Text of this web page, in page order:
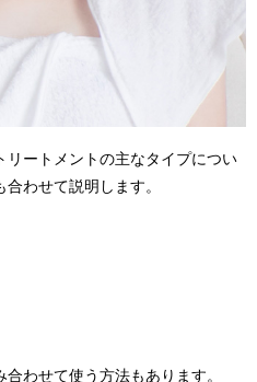
リートメントの主なタイプについ
わせて説明します。
わせて使う方法もあります。